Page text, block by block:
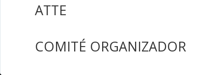
ATTE
COMITÉ ORGANIZADOR